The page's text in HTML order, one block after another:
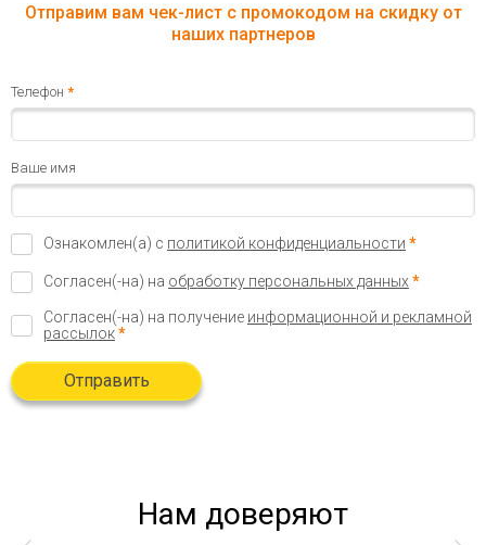
Отправим вам чек-лист с промокодом на скидку от
наших партнеров
Телефон *
Ваше имя
Ознакомлен(а) с политикой конфиденциальности *
Согласен(-на) на обработку персональных данных *
Согласен(-на) на получение информационной и рекламной
рассылок*
Отправить
Нам доверяют